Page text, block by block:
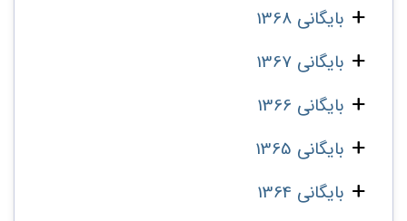
بایگانی 1368
بایگانی 1367
بایگانی 1366
بایگانی 1365
بایگانی 1364